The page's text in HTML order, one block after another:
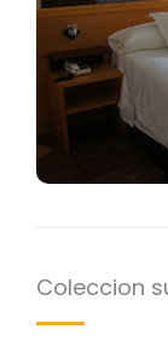
Coleccion